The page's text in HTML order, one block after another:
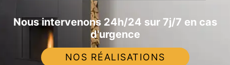
Nous intervenons 24h/24 sur 7j/7 en cas
d'urgence
NOS RÉALISATIONS